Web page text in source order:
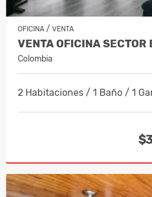
OFICINA / VENTA
Colombia
2 Habitaciones / 1 Baño / 1